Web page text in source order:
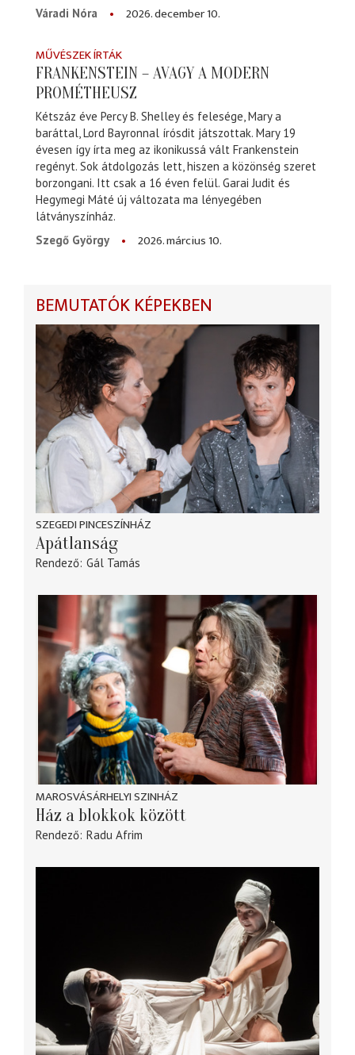
Váradi Nóra
2026. december 10.
MŰVÉSZEK ÍRTÁK
FRANKENSTEIN – AVAGY A MODERN
PROMÉTHEUSZ
Kétszáz éve Percy B. Shelley és felesége, Mary a
baráttal, Lord Bayronnal írósdit játszottak. Mary 19
évesen így írta meg az ikonikussá vált Frankenstein
regényt. Sok átdolgozás lett, hiszen a közönség szeret
borzongani. Itt csak a 16 éven felül. Garai Judit és
Hegymegi Máté új változata ma lényegében
látványszínház.
Szegő György
2026. március 10.
BEMUTATÓK KÉPEKBEN
SZEGEDI PINCESZÍNHÁZ
Apátlanság
Rendező Gál Tamás
MAROSVÁSÁRHELYI SZINHÁZ
Ház a blokkok között
Rendező Radu Afrim